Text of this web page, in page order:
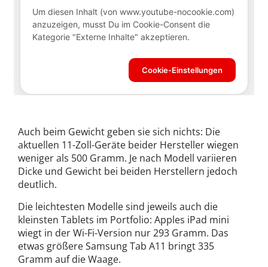
Auch beim Gewicht geben sie sich nichts: Die
aktuellen 11-Zoll-Geräte beider Hersteller wiegen
weniger als 500 Gramm. Je nach Modell variieren
Dicke und Gewicht bei beiden Herstellern jedoch
deutlich.
Die leichtesten Modelle sind jeweils auch die
kleinsten Tablets im Portfolio: Apples iPad mini
wiegt in der Wi-Fi-Version nur 293 Gramm. Das
etwas größere Samsung Tab A11 bringt 335
Gramm auf die Waage.